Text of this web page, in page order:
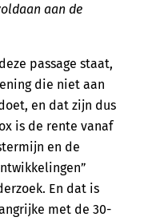
aan de
passage staat,
die niet aan
en dat zijn dus
is de rente vanaf
en de
En dat is
met de 30-